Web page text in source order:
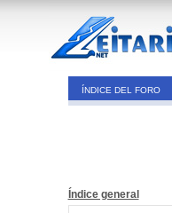
ÍNDICE DEL FORO
Índice general